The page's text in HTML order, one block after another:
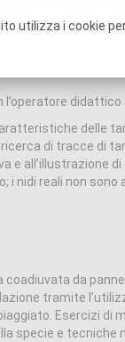
didattico
delle
di tracce di
e all’illustrazione
i nidi reali non
coadiuvata da
tramite
Esercizi di
specie e tecniche
utilizza i cookie